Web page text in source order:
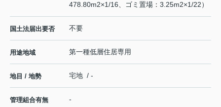
478.80m2×1/16、ゴミ置場：3.25m2×1/22）
国土法届出要否 不要
用途地域 第一種低層住居専用
地目 / 地勢 宅地 / -
管理組合有無 -